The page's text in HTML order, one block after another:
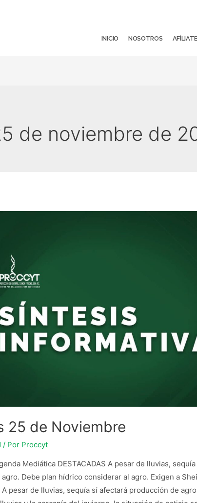
INICIO NOSOTROS AFÍLIATE
de noviembre de
25 de Noviembre
/ Por Proccyt
Mediática DESTACADAS A pesar de lluvias,
Debe plan hídrico considerar al agro. Exigen a
pesar de lluvias, sequía sí afectará producción de